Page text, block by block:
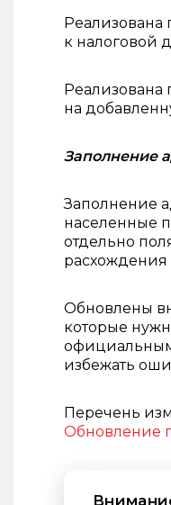
Реализована
к налоговой
Реализована
на
Заполнение
Заполнение
населенные
отдельно
расхождения
Обновлены
которые
избежать
Перечень
Обновление